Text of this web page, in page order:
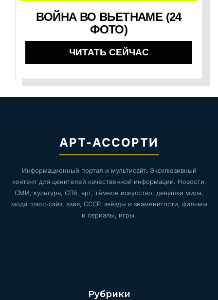
ВОЙНА ВО ВЬЕТНАМЕ (24
ФОТО)
ЧИТАТЬ СЕЙЧАС
АРТ-АССОРТИ
Информационный портал и мультисайт. Эксклюзивный
контент для ценителей качественной информации. Новости,
СМИ, культура, СПб, арт, тёмное искусство, девушки мира,
мода плюс-сайз, азия, СССР, звёзды и знаменитости, фильмы
и сериалы, игры.
Рубрики